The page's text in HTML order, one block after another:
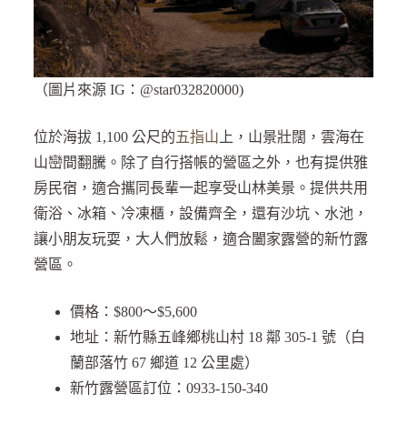
（圖片來源 IG：@star032820000)
位於海拔 1,100 公尺的五指山 上，山景壯闊，雲海在
山巒間翻騰。除了自行搭帳的營區之外，也有提供雅
房民宿，適合攜同長輩一起享受山林美景。提供共用
衛浴、冰箱、冷凍櫃，設備齊全，還有沙坑、水池，
讓小朋友玩耍，大人們放鬆，適合闔家露營的新竹露
營區。
價格：$800～$5,600
地址：新竹縣五峰鄉桃山村 18 鄰 305-1 號（白
蘭部落竹 67 鄉道 12 公里處）
新竹露營區訂位：0933-150-340